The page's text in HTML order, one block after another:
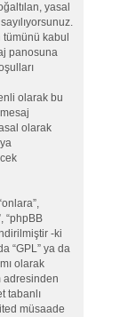
yasal
tümünü kabul
panosuna
olarak bu
olarak
“phpBB
-ki
“GPL” ya da
olarak
adresinden
tabanlı
müsaade